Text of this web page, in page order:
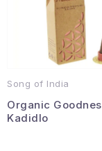
Song of India
Organic
Kadidlo